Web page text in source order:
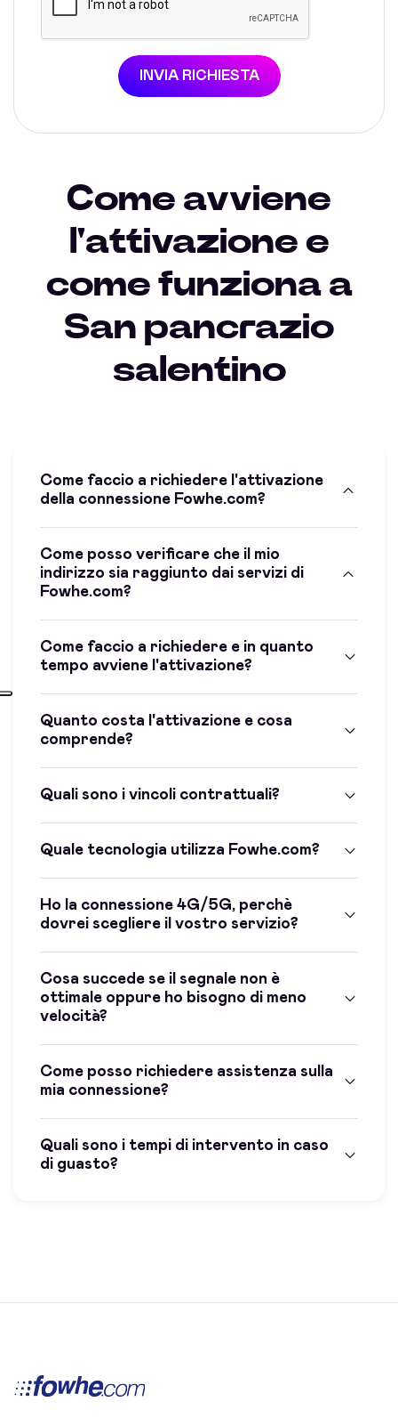
INVIA RICHIESTA
Come avviene
l'attivazione e
come funziona a
San pancrazio
salentino
Come faccio a richiedere l'attivazione
della connessione Fowhe.com?
Come posso verificare che il mio
indirizzo sia raggiunto dai servizi di
Fowhe.com?
Come faccio a richiedere e in quanto
tempo avviene l'attivazione?
Quanto costa l'attivazione e cosa
comprende?
Quali sono i vincoli contrattuali?
Quale tecnologia utilizza Fowhe.com?
Ho la connessione 4G/5G, perchè
dovrei scegliere il vostro servizio?
Cosa succede se il segnale non è
ottimale oppure ho bisogno di meno
velocità?
Come posso richiedere assistenza sulla
mia connessione?
Quali sono i tempi di intervento in caso
di guasto?